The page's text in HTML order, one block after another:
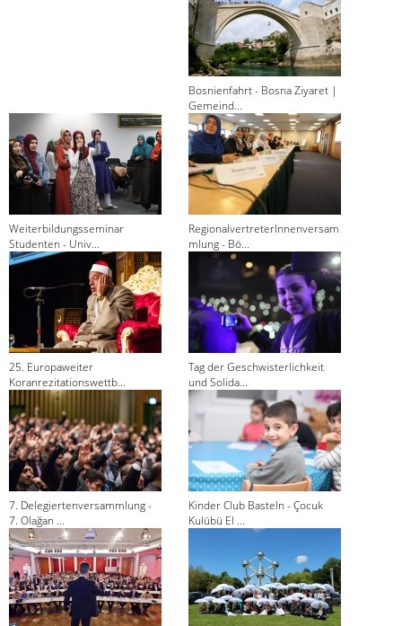
Bosnienfahrt - Bosna Ziyaret |
Gemeind...
Weiterbildungsseminar
Studenten - Univ...
RegionalvertreterInnenversam
mlung - Bö...
25. Europaweiter
Koranrezitationswettb...
Tag der Geschwisterlichkeit
und Solida...
7. Delegiertenversammlung -
7. Olağan ...
Kinder Club Basteln - Çocuk
Kulübü El ...